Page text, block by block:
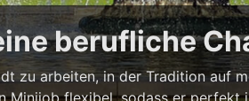
berufliche
zu arbeiten, in der Tradition auf